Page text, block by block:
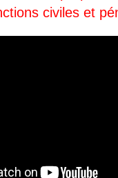
civiles et